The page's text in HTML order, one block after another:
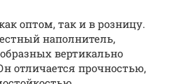
оптом, так и в розницу.
наполнитель,
вертикально
отличается прочностью,